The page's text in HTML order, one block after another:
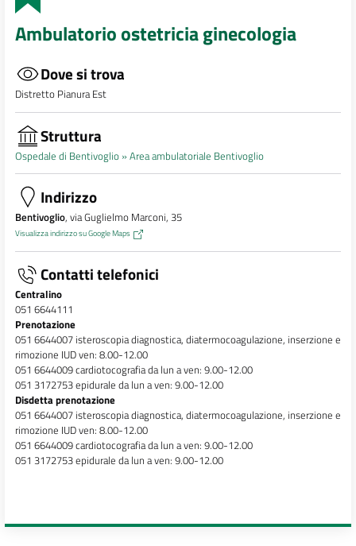
Ambulatorio ostetricia ginecologia
Dove si trova
Distretto Pianura Est
Struttura
Ospedale di Bentivoglio »Area ambulatoriale Bentivoglio
Indirizzo
Bentivoglio, via Guglielmo Marconi, 35
Visualizza indirizzo su Google Maps
Contatti telefonici
Centralino
051 6644111
Prenotazione
051 6644007 isteroscopia diagnostica, diatermocoagulazione, inserzione e
rimozione IUD ven: 8.00-12.00
051 6644009 cardiotocografia da lun a ven: 9.00-12.00
051 3172753 epidurale da lun a ven: 9.00-12.00
Disdetta prenotazione
051 6644007 isteroscopia diagnostica, diatermocoagulazione, inserzione e
rimozione IUD ven: 8.00-12.00
051 6644009 cardiotocografia da lun a ven: 9.00-12.00
051 3172753 epidurale da lun a ven: 9.00-12.00